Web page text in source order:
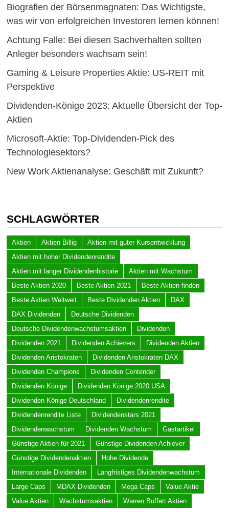
Biografien der Börsenmagnaten: Das Wichtigste,
was wir von erfolgreichen Investoren lernen können!
Achtung Falle: Bei diesen Sachverhalten sollten
Anleger besonders wachsam sein!
Gaming & Leisure Properties Aktie: US-REIT mit
Perspektive
Dividenden-Könige 2023: Aktuelle Übersicht der Top-
Aktien
Microsoft-Aktie: Top-Dividenden-Pick des
Technologiesektors?
New Work Aktienanalyse: Geschäft mit Zukunft?
SCHLAGWÖRTER
Aktien Aktien Billig
Aktien mit guter Kursentwicklung
Aktien mit hoher Dividendenrendite
Aktien mit langer Dividendenhistorie
Aktien mit Wachstum
Beste Aktien 2020
Beste Aktien 2021
Beste Aktien finden
Beste Aktien Weltweit
Beste Dividenden Aktien
DAX
DAX Dividenden
Deutsche Dividenden
Deutsche Dividendenwachstumsaktien
Dividenden
Dividenden 2021
Dividenden Achievers
Dividenden Aktien
Dividenden Aristokraten
Dividenden Aristokraten DAX
Dividenden Champions
Dividenden Contender
Dividenden Könige
Dividenden Könige 2020 USA
Dividenden Könige Deutschland
Dividendenrendite
Dividendenrendite Liste
Dividendenstars 2021
Dividendenwachstum
Dividenden Wachstum
Gastartikel
Günstige Aktien für 2021
Günstige Dividenden Achiever
Günstige Dividendenaktien
Hohe Dividende
Internationale Dividenden
Langfristiges Dividendenwachstum
Large Caps
MDAX Dividenden Mega Caps
Value Aktie
Value Aktien
Wachstumsaktien Warren Buffett Aktien